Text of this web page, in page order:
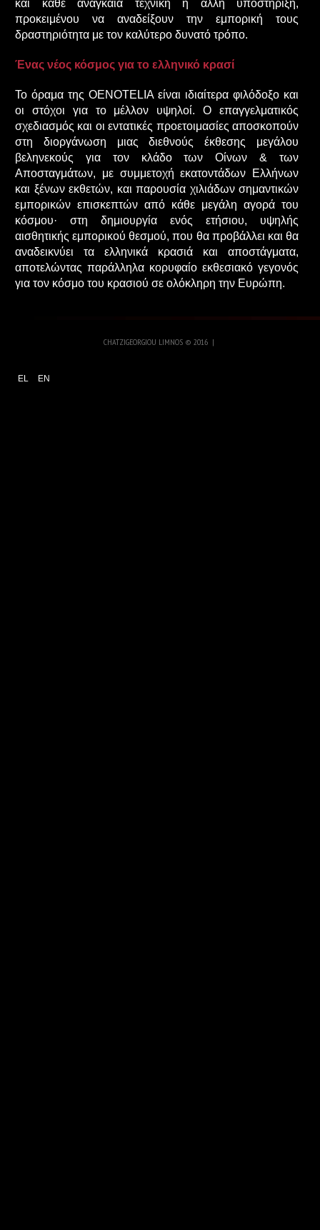
και κάθε αναγκαία τεχνική ή άλλη υποστήριξη,
προκειμένου να αναδείξουν την εμπορική τους
δραστηριότητα με τον καλύτερο δυνατό τρόπο.
Ένας νέος κόσμος για το ελληνικό κρασί
Το όραμα της OENOTELIA είναι ιδιαίτερα φιλόδοξο και
οι στόχοι για το μέλλον υψηλοί. Ο επαγγελματικός
σχεδιασμός και οι εντατικές προετοιμασίες αποσκοπούν
στη διοργάνωση μιας διεθνούς έκθεσης μεγάλου
βεληνεκούς για τον κλάδο των Οίνων & των
Αποσταγμάτων, με συμμετοχή εκατοντάδων Ελλήνων
και ξένων εκθετών, και παρουσία χιλιάδων σημαντικών
εμπορικών επισκεπτών από κάθε μεγάλη αγορά του
κόσμου· στη δημιουργία ενός ετήσιου, υψηλής
αισθητικής εμπορικού θεσμού, που θα προβάλλει και θα
αναδεικνύει τα ελληνικά κρασιά και αποστάγματα,
αποτελώντας παράλληλα κορυφαίο εκθεσιακό γεγονός
για τον κόσμο του κρασιού σε ολόκληρη την Ευρώπη.
CHATZIGEORGIOU LIMNOS © 2016
EL EN